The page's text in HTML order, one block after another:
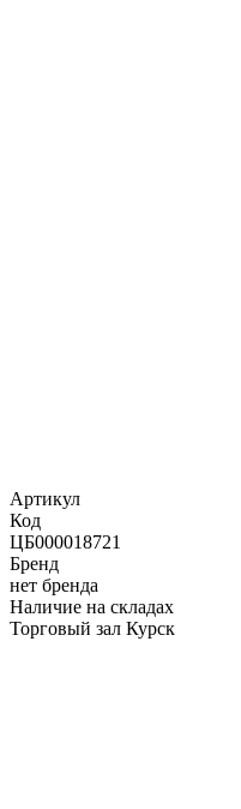
Артикул
Код
ЦБ000018721
Бренд
нет бренда
Наличие на складах
Торговый зал Курск